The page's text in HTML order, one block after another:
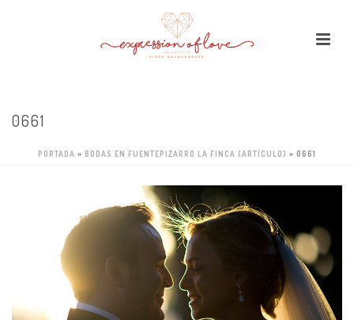
0661
PORTADA » BODAS EN FUENTEPIZARRO LA FINCA (ARTÍCULO) » 0661